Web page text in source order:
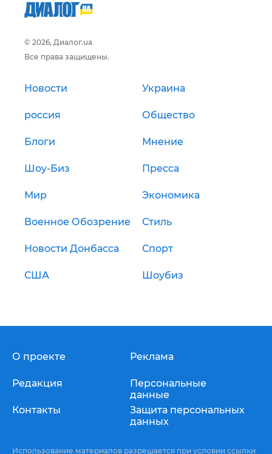
© 2026, Диалог.ua
Все права защищены.
Новости Украина
россия Общество
Блоги Мнение
Шоу-Биз Пресса
Мир Экономика
Военное Обозрение Стиль
Новости Донбасса Спорт
США Шоубиз
О проекте
Редакция
Контакты
Реклама
Персональные
данные
Защита персональных
данных
Использование материалов разрешается при условии ссылки